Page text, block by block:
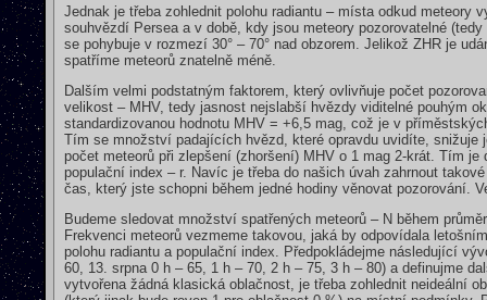
Jednak je třeba zohlednit polohu radiantu – místa odkud meteory
souhvězdí Persea a v době, kdy jsou meteory pozorovatelné
se pohybuje v rozmezí 30° – 70° nad obzorem. Jelikož ZHR je
spatříme meteorů znatelně méně.
Dalším velmi podstatným faktorem, který ovlivňuje počet
velikost – MHV, tedy jasnost nejslabší hvězdy viditelné pouhým
standardizovanou hodnotu MHV = +6,5 mag, což je v
Tím se množství padajících hvězd, které opravdu uvidíte, snižuje
počet meteorů při zlepšení (zhoršení) MHV o 1 mag 2-krát. Tím
populační index – r. Navíc je třeba do našich úvah zahrnout
čas, který jste schopni během jedné hodiny věnovat pozorování.
Budeme sledovat množství spatřených meteorů – N během
Frekvenci meteorů vezmeme takovou, jaká by odpovídala
polohu radiantu a populační index. Předpokládejme následující
60, 13. srpna 0 h – 65, 1 h – 70, 2 h – 75, 3 h – 80) a definujme
vytvořena žádná klasická oblačnost, je třeba zohlednit neideální